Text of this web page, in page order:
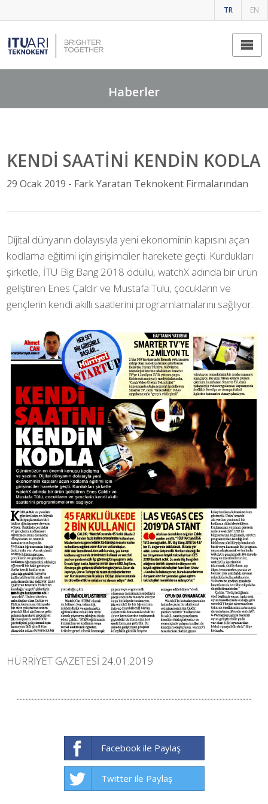
TR EN
Fark Yaratan Teknokent Firmalarından
Haberler
KENDİ SAATİNİ KENDİN KODLA
29 Ocak 2019 - Fark Yaratan Teknokent Firmalarından
Dijital dünyanın dolayısıyla yeni ekonominin kapısını açan
kodlama eğitimi için girişimciler harekete geçti. Kurdukları
şirketle, İTÜ Big Bang 2018 ödüllü, watchX adında bir ürün
geliştiren Enes Çaldır ve Mustafa Tülü, çocukların ve
gençlerin kendi akıllı saatlerini programlamalarını sağlıyor.
HÜRRİYET GAZETESİ 24.01.2019
Facebook ile Paylaş
Twitter ile Paylaş